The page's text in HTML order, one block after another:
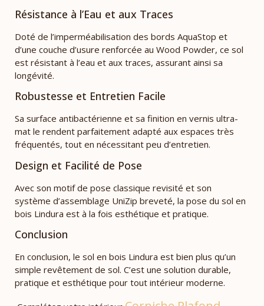
Résistance à l’Eau et aux Traces
Doté de l’imperméabilisation des bords AquaStop et
d’une couche d’usure renforcée au Wood Powder, ce sol
est résistant à l’eau et aux traces, assurant ainsi sa
longévité.
Robustesse et Entretien Facile
Sa surface antibactérienne et sa finition en vernis ultra-
mat le rendent parfaitement adapté aux espaces très
fréquentés, tout en nécessitant peu d’entretien.
Design et Facilité de Pose
Avec son motif de pose classique revisité et son
système d’assemblage UniZip breveté, la pose du sol en
bois Lindura est à la fois esthétique et pratique.
Conclusion
En conclusion, le sol en bois Lindura est bien plus qu’un
simple revêtement de sol. C’est une solution durable,
pratique et esthétique pour tout intérieur moderne.